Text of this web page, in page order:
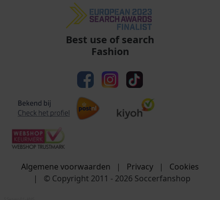
Best use of search
Fashion
Algemene voorwaarden | Privacy |
Cookies
|
© Copyright 2011 - 2026 Soccerfanshop